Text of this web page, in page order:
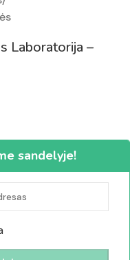
Laboratorija –
sandelyje!